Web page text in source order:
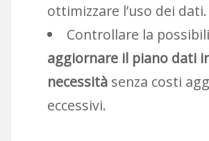
ottimizzare l’uso dei dati.
Controllare la
aggiornare il piano dati
necessità senza costi
eccessivi.